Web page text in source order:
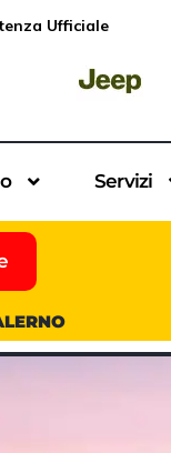
Ufficiale
Servizi